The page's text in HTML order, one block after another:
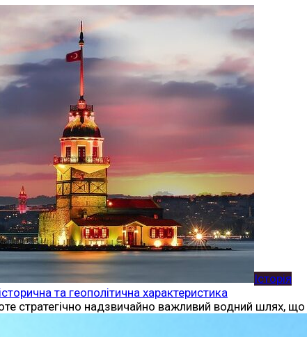
Історія
та геополітична характеристика
стратегічно надзвичайно важливий водний шлях,